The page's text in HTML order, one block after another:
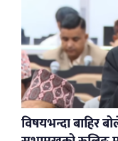
विषयभन्दा बाहिर